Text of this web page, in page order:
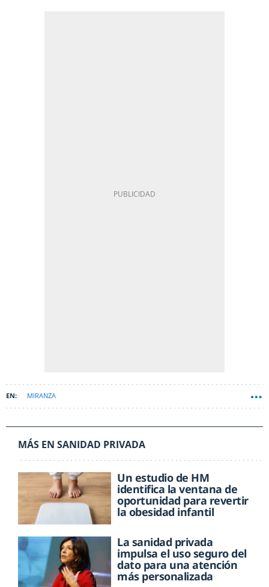
MIRANZA
MÁS EN SANIDAD PRIVADA
Un estudio de HM
identifica la ventana de
oportunidad para revertir
la obesidad infantil
La sanidad privada
impulsa el uso seguro del
dato para una atención
más personalizada